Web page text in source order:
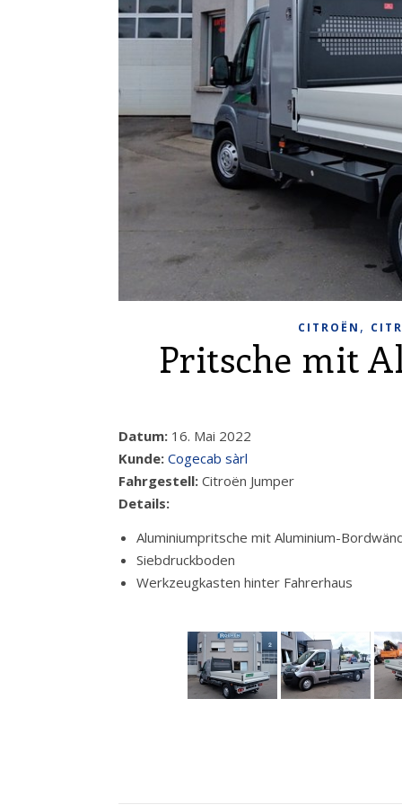
CITROËN ,
Pritsche mit
Datum: 16. Mai 2022
Kunde: Cogecab sàrl
Fahrgestell: Citroën Jumper
Details:
Aluminiumpritsche mit Aluminium-
Siebdruckboden
Werkzeugkasten hinter Fahrerhaus